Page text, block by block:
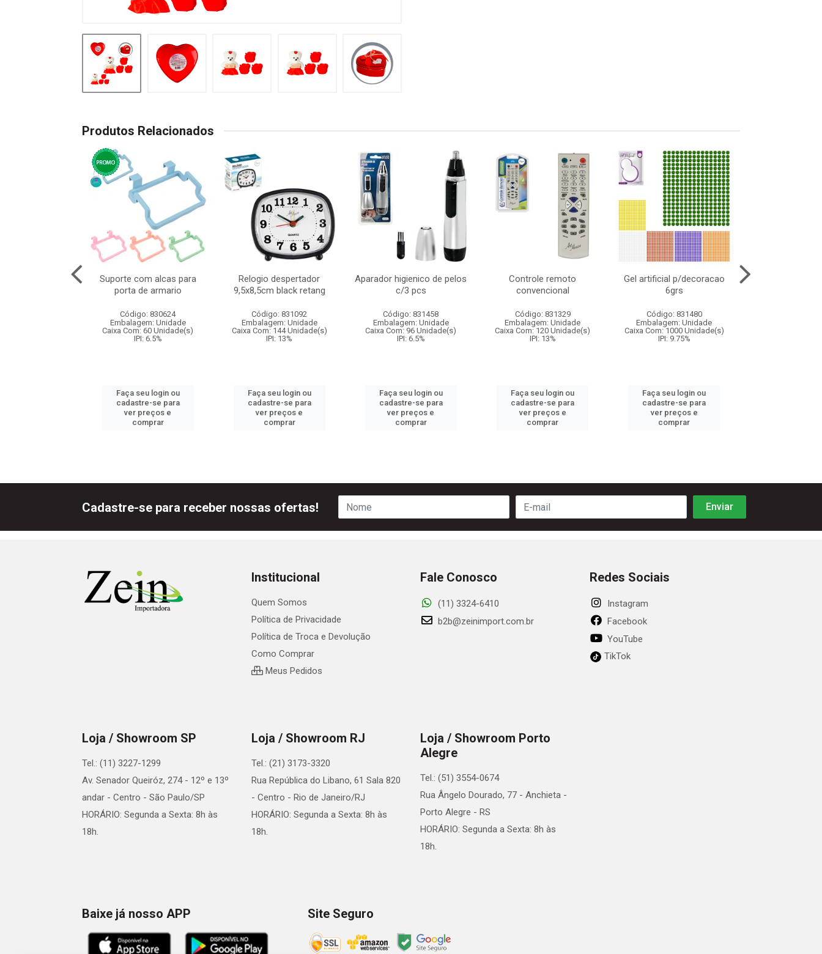
Produtos Relacionados
Suporte com alcas para
porta de armario
Código: 830624
Embalagem: Unidade
Caixa Com: 60 Unidade(s)
IPI: 6.5%
Faça seu login ou
cadastre-se para
ver preços e
comprar
Relogio despertador
9,5x8,5cm black retang
Código: 831092
Embalagem: Unidade
Caixa Com: 144 Unidade(s)
IPI: 13%
Faça seu login ou
cadastre-se para
ver preços e
comprar
Aparador higienico de pelos
c/3 pcs
Código: 831458
Embalagem: Unidade
Caixa Com: 96 Unidade(s)
IPI: 6.5%
Faça seu login ou
cadastre-se para
ver preços e
comprar
Controle remoto
convencional
Código: 831329
Embalagem: Unidade
Caixa Com: 120 Unidade(s)
IPI: 13%
Faça seu login ou
cadastre-se para
ver preços e
comprar
Gel artificial p/decoracao
6grs
Código: 831480
Embalagem: Unidade
Caixa Com: 1000 Unidade(s)
IPI: 9.75%
Faça seu login ou
cadastre-se para
ver preços e
comprar
Cadastre-se para receber nossas ofertas!
Institucional
Quem Somos
Política de Privacidade
Política de Troca e Devolução
Como Comprar
Meus Pedidos
Fale Conosco
(11) 3324-6410
b2b@zeinimport.com.br
Redes Sociais
Instagram
Facebook
YouTube
TikTok
Loja / Showroom SP
Tel.: (11) 3227-1299
Av. Senador Queiróz, 274 - 12º e 13º
andar - Centro - São Paulo/SP
HORÁRIO: Segunda a Sexta: 8h às
18h.
Loja / Showroom RJ
Tel.: (21) 3173-3320
Rua República do Libano, 61 Sala 820
- Centro - Rio de Janeiro/RJ
HORÁRIO: Segunda a Sexta: 8h às
18h.
Loja / Showroom Porto
Alegre
Tel.: (51) 3554-0674
Rua Ângelo Dourado, 77 - Anchieta -
Porto Alegre - RS
HORÁRIO: Segunda a Sexta: 8h às
18h.
Baixe já nosso APP Site Seguro